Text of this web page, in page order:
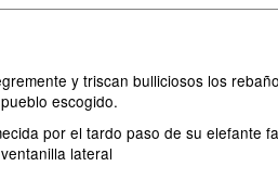
y triscan bulliciosos los
escogido.
por el tardo paso de su elefante
lateral